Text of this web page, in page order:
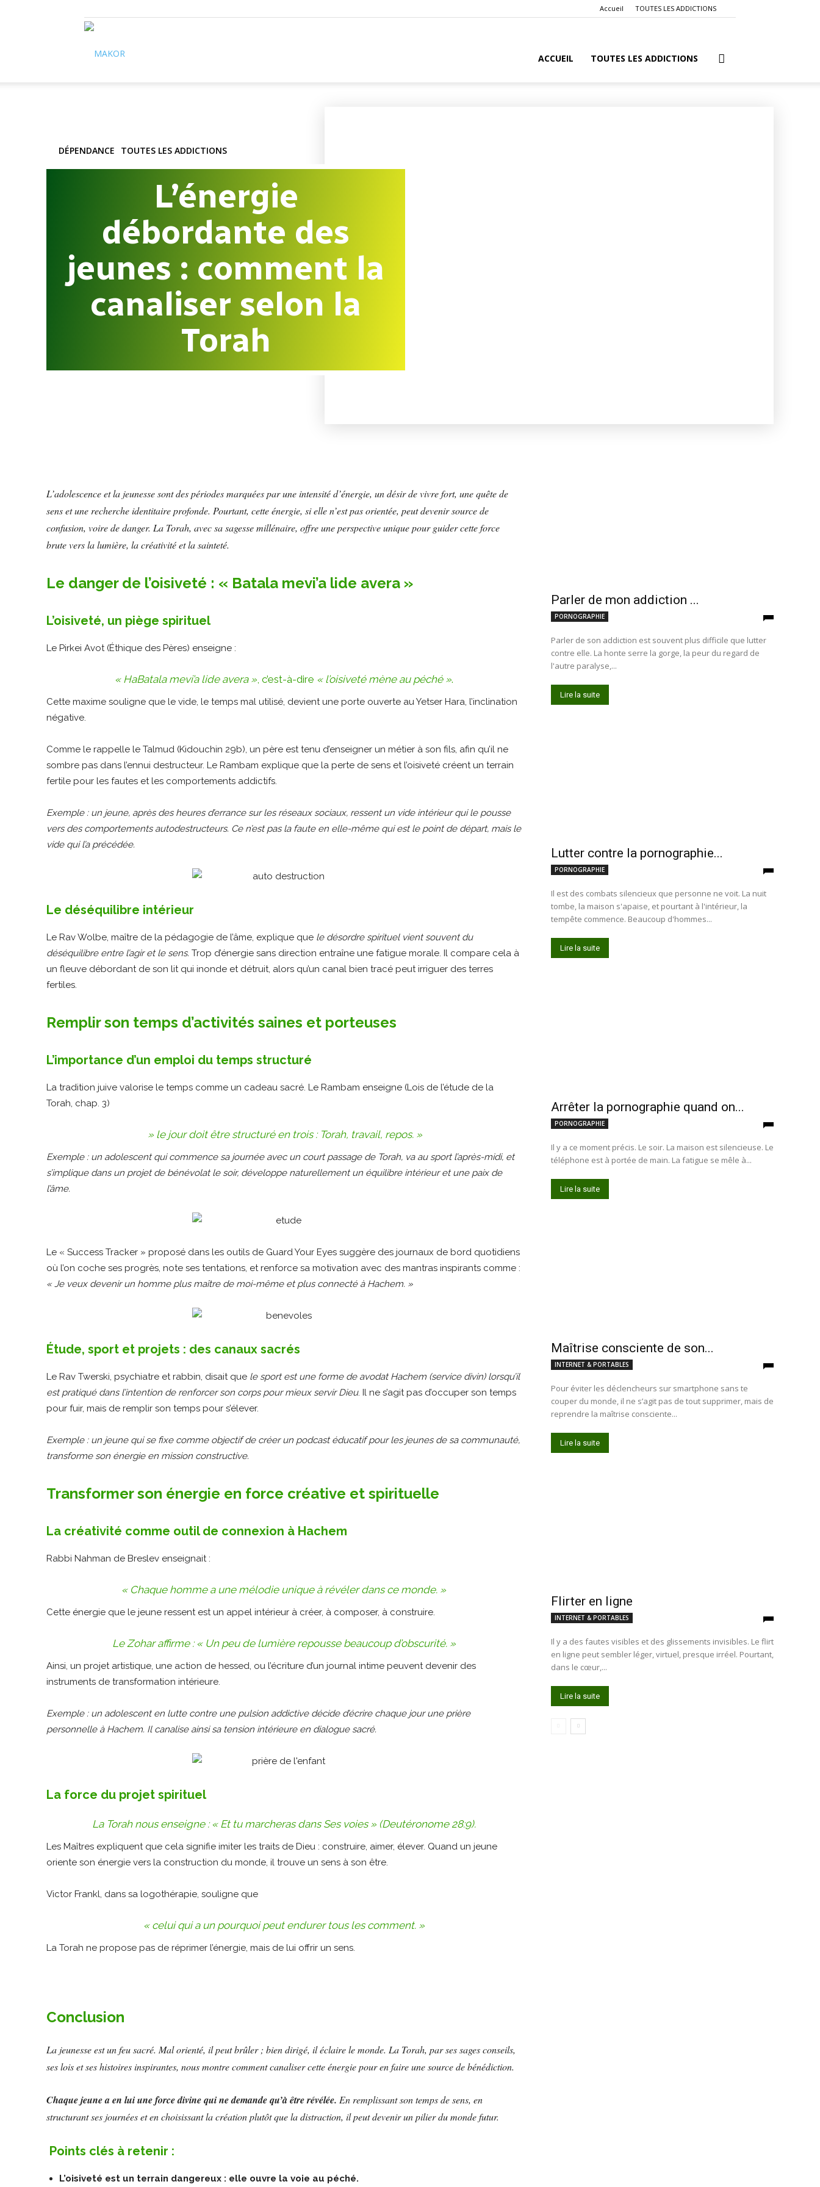
Accueil TOUTES LES ADDICTIONS
ACCUEIL TOUTES LES ADDICTIONS
DÉPENDANCE TOUTES LES ADDICTIONS
L’énergie
débordante des
jeunes : comment la
canaliser selon la
Torah
L’adolescence et la jeunesse sont des périodes marquées par une intensité d’énergie, un désir de vivre fort, une quête de
sens et une recherche identitaire profonde. Pourtant, cette énergie, si elle n’est pas orientée, peut devenir source de
confusion, voire de danger. La Torah, avec sa sagesse millénaire, offre une perspective unique pour guider cette force
brute vers la lumière, la créativité et la sainteté.
Le danger de l’oisiveté : « Batala mevi’a lide avera »
L’oisiveté, un piège spirituel
Le Pirkei Avot (Éthique des Pères) enseigne :
« HaBatala mevi’a lide avera », c’est-à-dire « l’oisiveté mène au péché ».
Cette maxime souligne que le vide, le temps mal utilisé, devient une porte ouverte au Yetser Hara, l’inclination
négative.
Comme le rappelle le Talmud (Kidouchin 29b), un père est tenu d’enseigner un métier à son fils, afin qu’il ne
sombre pas dans l’ennui destructeur. Le Rambam explique que la perte de sens et l’oisiveté créent un terrain
fertile pour les fautes et les comportements addictifs.
Exemple : un jeune, après des heures d’errance sur les réseaux sociaux, ressent un vide intérieur qui le pousse
vers des comportements autodestructeurs. Ce n’est pas la faute en elle-même qui est le point de départ, mais le
vide qui l’a précédée.
Le déséquilibre intérieur
Le Rav Wolbe, maître de la pédagogie de l’âme, explique que le désordre spirituel vient souvent du
déséquilibre entre l’agir et le sens. Trop d’énergie sans direction entraîne une fatigue morale. Il compare cela à
un fleuve débordant de son lit qui inonde et détruit, alors qu’un canal bien tracé peut irriguer des terres
fertiles.
Remplir son temps d’activités saines et porteuses
L’importance d’un emploi du temps structuré
La tradition juive valorise le temps comme un cadeau sacré. Le Rambam enseigne (Lois de l’étude de la
Torah, chap. 3)
» le jour doit être structuré en trois : Torah, travail, repos. »
Exemple : un adolescent qui commence sa journée avec un court passage de Torah, va au sport l’après-midi, et
s’implique dans un projet de bénévolat le soir, développe naturellement un équilibre intérieur et une paix de
l’âme.
Le « Success Tracker » proposé dans les outils de Guard Your Eyes suggère des journaux de bord quotidiens
où l’on coche ses progrès, note ses tentations, et renforce sa motivation avec des mantras inspirants comme :
« Je veux devenir un homme plus maître de moi-même et plus connecté à Hachem. »
Étude, sport et projets : des canaux sacrés
Le Rav Twerski, psychiatre et rabbin, disait que le sport est une forme de avodat Hachem (service divin) lorsqu’il
est pratiqué dans l’intention de renforcer son corps pour mieux servir Dieu. Il ne s’agit pas d’occuper son temps
pour fuir, mais de remplir son temps pour s’élever.
Exemple : un jeune qui se fixe comme objectif de créer un podcast éducatif pour les jeunes de sa communauté,
transforme son énergie en mission constructive.
Transformer son énergie en force créative et spirituelle
La créativité comme outil de connexion à Hachem
Rabbi Nahman de Breslev enseignait :
« Chaque homme a une mélodie unique à révéler dans ce monde. »
Cette énergie que le jeune ressent est un appel intérieur à créer, à composer, à construire.
Le Zohar affirme :« Un peu de lumière repousse beaucoup d’obscurité. »
Ainsi, un projet artistique, une action de hessed, ou l’écriture d’un journal intime peuvent devenir des
instruments de transformation intérieure.
Exemple : un adolescent en lutte contre une pulsion addictive décide d’écrire chaque jour une prière
personnelle à Hachem. Il canalise ainsi sa tension intérieure en dialogue sacré.
La force du projet spirituel
La Torah nous enseigne :« Et tu marcheras dans Ses voies » (Deutéronome 28:9).
Les Maîtres expliquent que cela signifie imiter les traits de Dieu : construire, aimer, élever. Quand un jeune
oriente son énergie vers la construction du monde, il trouve un sens à son être.
Victor Frankl, dans sa logothérapie, souligne que
« celui qui a un pourquoi peut endurer tous les comment. »
La Torah ne propose pas de réprimer l’énergie, mais de lui offrir un sens.
Conclusion
La jeunesse est un feu sacré. Mal orienté, il peut brûler ; bien dirigé, il éclaire le monde. La Torah, par ses sages conseils,
ses lois et ses histoires inspirantes, nous montre comment canaliser cette énergie pour en faire une source de bénédiction.
Chaque jeune a en lui une force divine qui ne demande qu’à être révélée. En remplissant son temps de sens, en
structurant ses journées et en choisissant la création plutôt que la distraction, il peut devenir un pilier du monde futur.
Points clés à retenir :
L’oisiveté est un terrain dangereux : elle ouvre la voie au péché.
Parler de mon addiction ...
PORNOGRAPHIE
Parler de son addiction est souvent plus difficile que lutter
contre elle. La honte serre la gorge, la peur du regard de
l'autre paralyse,...
Lire la suite
Lutter contre la pornographie...
PORNOGRAPHIE
Il est des combats silencieux que personne ne voit. La nuit
tombe, la maison s'apaise, et pourtant à l'intérieur, la
tempête commence. Beaucoup d'hommes...
Lire la suite
Arrêter la pornographie quand on...
PORNOGRAPHIE
Il y a ce moment précis. Le soir. La maison est silencieuse. Le
téléphone est à portée de main. La fatigue se mêle à...
Lire la suite
Maîtrise consciente de son...
INTERNET & PORTABLES
Pour éviter les déclencheurs sur smartphone sans te
couper du monde, il ne s’agit pas de tout supprimer, mais de
reprendre la maîtrise consciente...
Lire la suite
Flirter en ligne
INTERNET & PORTABLES
Il y a des fautes visibles et des glissements invisibles. Le flirt
en ligne peut sembler léger, virtuel, presque irréel. Pourtant,
dans le cœur,...
Lire la suite